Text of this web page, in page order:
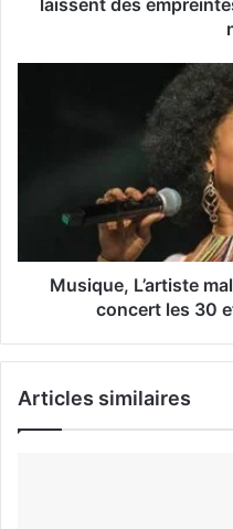
a
Musique, L’artiste
concert les 30
Articles similaires